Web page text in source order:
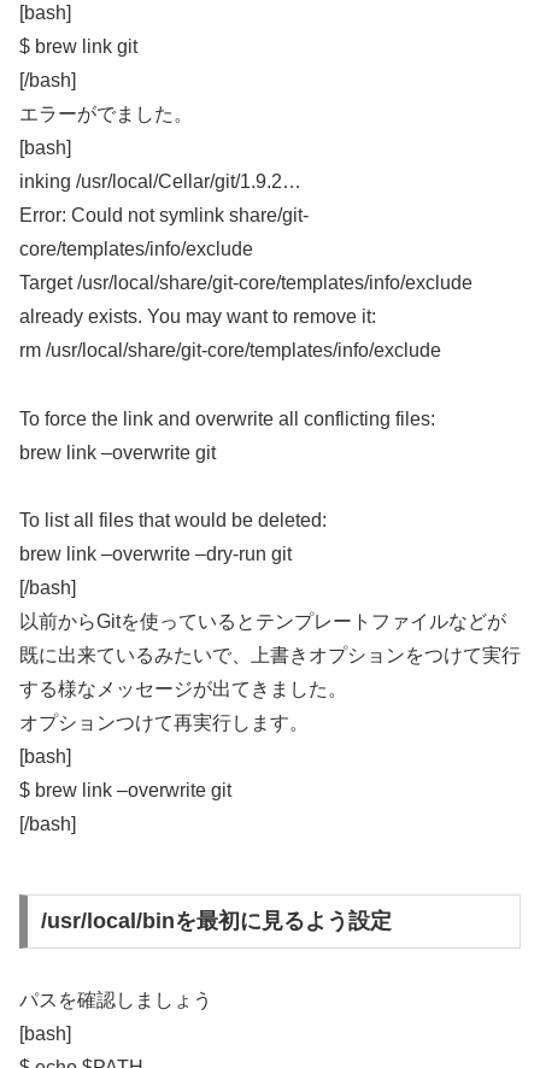
[bash]
$ brew link git
[/bash]
エラーがでました。
[bash]
inking /usr/local/Cellar/git/1.9.2…
Error: Could not symlink share/git-
core/templates/info/exclude
Target /usr/local/share/git-core/templates/info/exclude
already exists. You may want to remove it:
rm /usr/local/share/git-core/templates/info/exclude
To force the link and overwrite all conflicting files:
brew link –overwrite git
To list all files that would be deleted:
brew link –overwrite –dry-run git
[/bash]
以前からGitを使っているとテンプレートファイルなどが
既に出来ているみたいで、上書きオプションをつけて実行
する様なメッセージが出てきました。
オプションつけて再実行します。
[bash]
$ brew link –overwrite git
[/bash]
/usr/local/binを最初に見るよう設定
パスを確認しましょう
[bash]